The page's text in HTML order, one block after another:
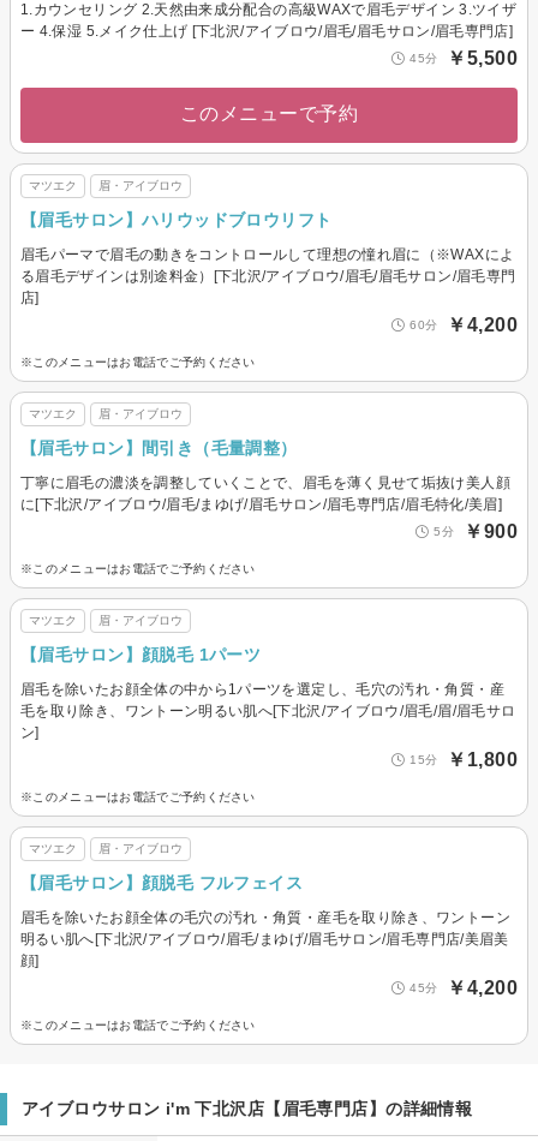
1.カウンセリング 2.天然由来成分配合の高級WAXで眉毛デザイン 3.ツイザ
ー 4.保湿 5.メイク仕上げ [下北沢/アイブロウ/眉毛/眉毛サロン/眉毛専門店]
45分 ￥5,500
このメニューで予約
マツエク 眉・アイブロウ
【眉毛サロン】ハリウッドブロウリフト
眉毛パーマで眉毛の動きをコントロールして理想の憧れ眉に（※WAXによ
る眉毛デザインは別途料金）[下北沢/アイブロウ/眉毛/眉毛サロン/眉毛専門
店]
60分 ￥4,200
※このメニューはお電話でご予約ください
マツエク 眉・アイブロウ
【眉毛サロン】間引き（毛量調整）
丁寧に眉毛の濃淡を調整していくことで、眉毛を薄く見せて垢抜け美人顔
に[下北沢/アイブロウ/眉毛/まゆげ/眉毛サロン/眉毛専門店/眉毛特化/美眉]
5分 ￥900
※このメニューはお電話でご予約ください
マツエク 眉・アイブロウ
【眉毛サロン】顔脱毛 1パーツ
眉毛を除いたお顔全体の中から1パーツを選定し、毛穴の汚れ・角質・産
毛を取り除き、ワントーン明るい肌へ[下北沢/アイブロウ/眉毛/眉/眉毛サロ
ン]
15分 ￥1,800
※このメニューはお電話でご予約ください
マツエク 眉・アイブロウ
【眉毛サロン】顔脱毛 フルフェイス
眉毛を除いたお顔全体の毛穴の汚れ・角質・産毛を取り除き、ワントーン
明るい肌へ[下北沢/アイブロウ/眉毛/まゆげ/眉毛サロン/眉毛専門店/美眉美
顔]
45分 ￥4,200
※このメニューはお電話でご予約ください
アイブロウサロン i'm 下北沢店【眉毛専門店】の詳細情報